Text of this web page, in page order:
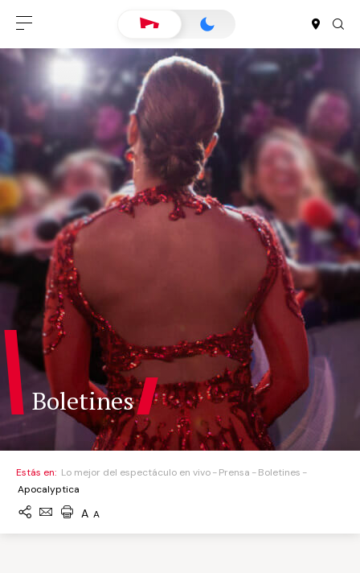
Boletines
Estás en: Lo mejor del espectáculo en vivo Prensa
Boletines
Apocalyptica
A A